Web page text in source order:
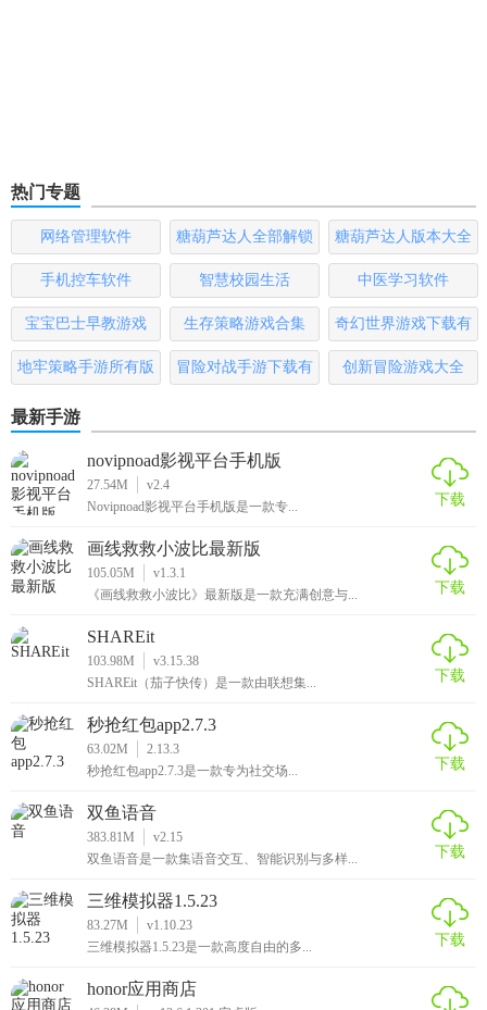
热门专题
网络管理软件
糖葫芦达人全部解锁
版
糖葫芦达人版本大全
手机控车软件 智慧校园生活 中医学习软件
宝宝巴士早教游戏 生存策略游戏合集
奇幻世界游戏下载有
哪些
地牢策略手游所有版
冒险对战手游下载有
创新冒险游戏大全
最新手游
novipnoad影视平台手机版
27.54M
v2.4
Novipnoad影视平台手机版是一款专...
下载
画线救救小波比最新版
105.05M
v1.3.1
《画线救救小波比》最新版是一款充满创意与...
下载
SHAREit
103.98M
v3.15.38
SHAREit（茄子快传）是一款由联想集...
下载
秒抢红包app2.7.3
63.02M
2.13.3
秒抢红包app2.7.3是一款专为社交场...
下载
双鱼语音
383.81M
v2.15
双鱼语音是一款集语音交互、智能识别与多样...
下载
三维模拟器1.5.23
83.27M
v1.10.23
三维模拟器1.5.23是一款高度自由的多...
下载
honor应用商店